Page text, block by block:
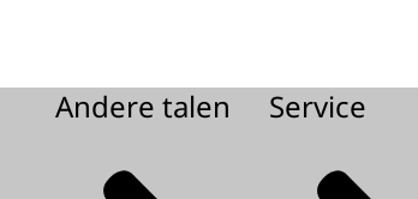
Andere talen Service